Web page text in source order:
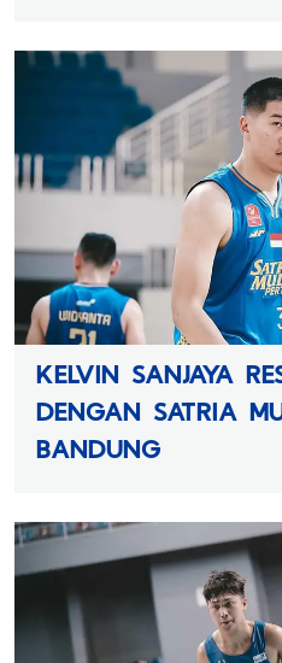
KELVIN SANJAYA
DENGAN SATRIA
BANDUNG